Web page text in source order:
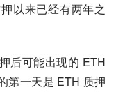
以来已经有两年之
后可能出现的 ETH
第一天是 ETH 质押